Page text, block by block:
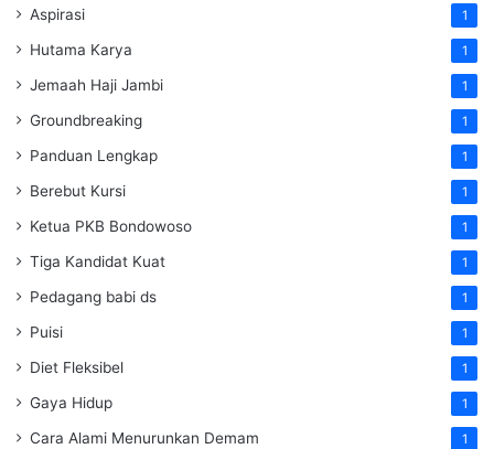
Aspirasi 1
Hutama Karya 1
Jemaah Haji Jambi 1
Groundbreaking 1
Panduan Lengkap 1
Berebut Kursi 1
Ketua PKB Bondowoso 1
Tiga Kandidat Kuat 1
Pedagang babi ds 1
Puisi 1
Diet Fleksibel 1
Gaya Hidup 1
Cara Alami Menurunkan Demam 1